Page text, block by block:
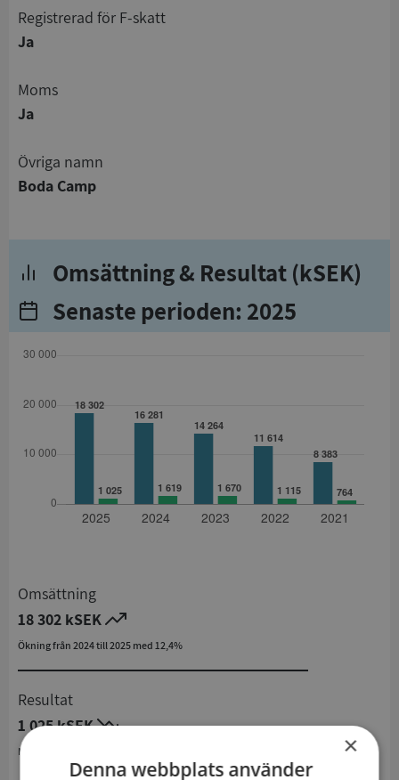
registrerad för F-skatt
Ja
Moms
Ja
Övriga namn
Boda Camp
Omsättning & Resultat (kSEK)
Senaste perioden: 2025
Omsättning
18 302 kSEK
Ökning från 2024 till 2025 med 12,4%
Resultat
1 025 kSEK
Minskning från 2024 till 2025 med 36,7% ×
Denna webbplats använder